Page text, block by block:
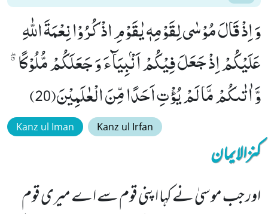
وَ اِذْ قَالَ مُوْسٰى لِقَوْمِهٖ یٰقَوْمِ اذْكُرُوْا نِعْمَةَ اللّٰهِ
عَلَیْكُمْ اِذْ جَعَلَ فِیْكُمْ اَنْۢبِیَآءَ وَ جَعَلَكُمْ مُّلُوْكًا ﳓ
وَّ اٰتٰىكُمْ مَّا لَمْ یُؤْتِ اَحَدًا مِّنَ الْعٰلَمِیْنَ(20)
Kanz ul Iman Kanz ul Irfan
کنزالایمان
اور جب موسیٰ نے کہا اپنی قوم سے اے میری قوم